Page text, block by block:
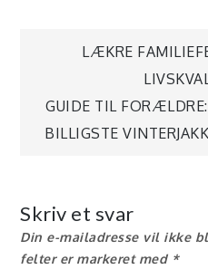
LÆKRE
GUIDE TIL
BILLIGSTE
Skriv et svar
Din e-mailadresse vil ikke
felter er markeret med *